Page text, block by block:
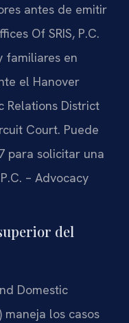
antes de emitir
Of SRIS, P.C.
familiares en
el Hanover
Relations District
Court. Puede
para solicitar una
– Advocacy
del
Domestic
maneja los casos